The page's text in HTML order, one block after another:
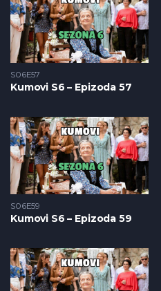
S06E57
Kumovi S6 – Epizoda 57
S06E59
Kumovi S6 – Epizoda 59